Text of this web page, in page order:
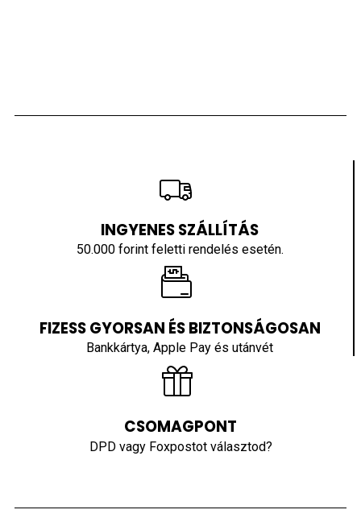
INGYENES SZÁLLÍTÁS
50.000 forint feletti rendelés esetén.
FIZESS GYORSAN ÉS BIZTONSÁGOSAN
Bankkártya, Apple Pay és utánvét
CSOMAGPONT
DPD vagy Foxpostot választod?